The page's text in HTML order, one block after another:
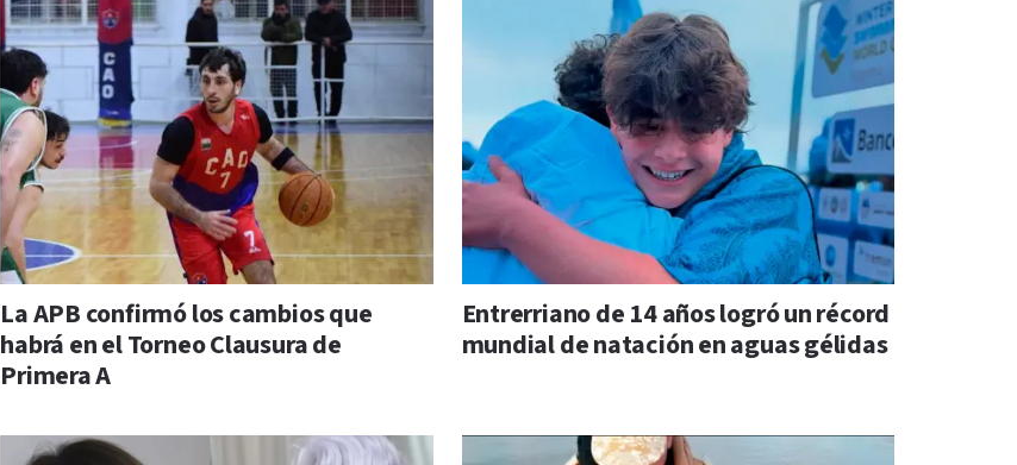
La APB confirmó los cambios que
habrá en el Torneo Clausura de
Primera A
Entrerriano de 14 años logró un récord
mundial de natación en aguas gélidas